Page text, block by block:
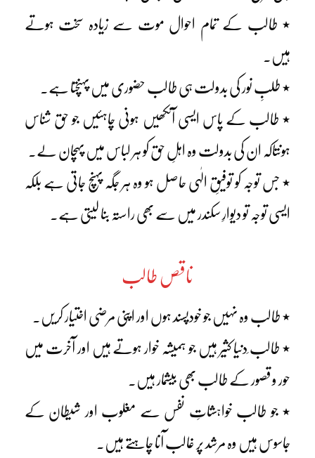
٭ طالب کے تمام احوال موت سے زیادہ سخت ہوتے
ہیں۔
٭ طلبِ نور کی بدولت ہی طالب حضوری میں پہنچتا ہے۔
٭ طالب کے پاس ایسی آنکھیں ہونی چاہئیں جو حق شناس
ہوںتاکہ ان کی بدولت وہ اہلِ حق کو ہر لباس میں پہچان لے۔
٭ جس توجہ کو توفیقِ الٰہی حاصل ہو وہ ہر جگہ پہنچ جاتی ہے بلکہ
ایسی توجہ تو دیوارِ سکندر میں سے بھی راستہ بنا لیتی ہے۔
ناقص طالب
٭ طالب وہ نہیں جو خودپسند ہوں اور اپنی مرضی اختیار کریں۔
٭ طالب ِدنیا کثیر ہیں جو ہمیشہ خوار ہوتے ہیں اور آخرت میں
حور و قصور کے طالب بھی بیشمار ہیں۔
٭ جو طالب خواہشاتِ نفس سے مغلوب اور شیطان کے
جاسوس ہیں وہ مرشد پر غالب آنا چاہتے ہیں۔